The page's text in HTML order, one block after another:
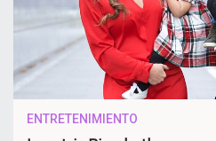
ENTRETENIMIENTO